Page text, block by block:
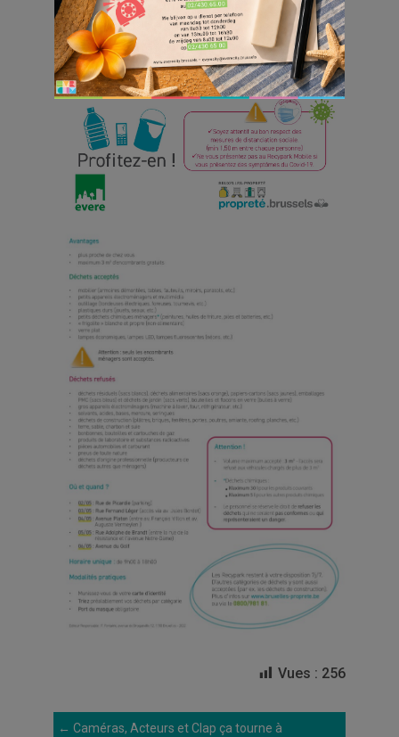
Vues : 256
← Caméras, Acteurs et Clap ça tourne à